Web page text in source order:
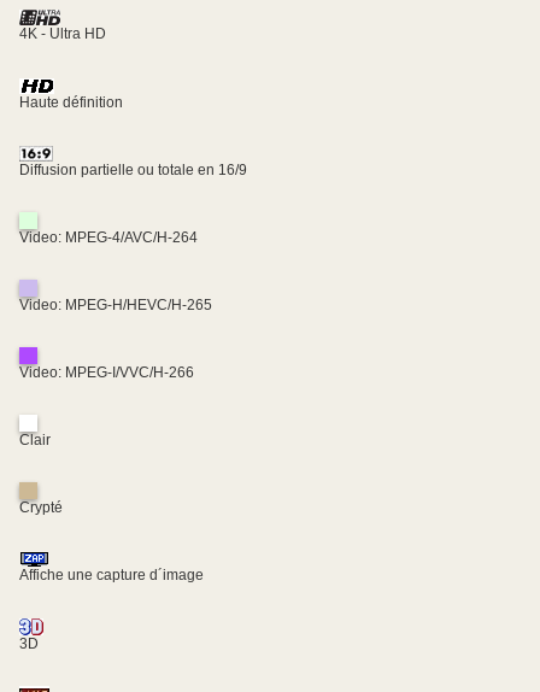
4K - Ultra HD
Haute définition
Diffusion partielle ou totale en 16/9
Video: MPEG-4/AVC/H-264
Video: MPEG-H/HEVC/H-265
Video: MPEG-I/VVC/H-266
Clair
Crypté
Affiche une capture d´image
3D